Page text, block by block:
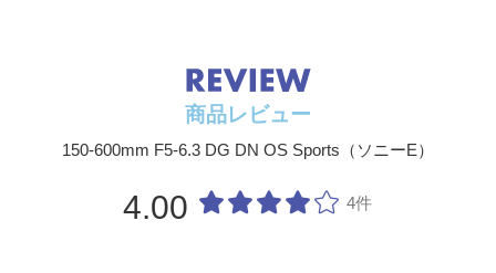
商品レビュー
150-600mm F5-6.3 DG DN OS Sports（ソニーE）
4.00 4件